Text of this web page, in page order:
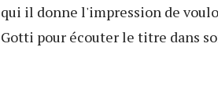
qui il donne l'impression de
Gotti pour écouter le titre dans